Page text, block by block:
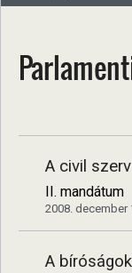
A civil
II. mandátum
2008. december
A